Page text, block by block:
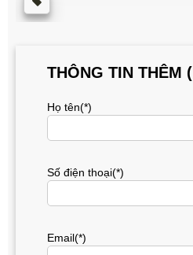
THÔNG TIN THÊM (
Họ tên(*)
Số điện thoại(*)
Email(*)